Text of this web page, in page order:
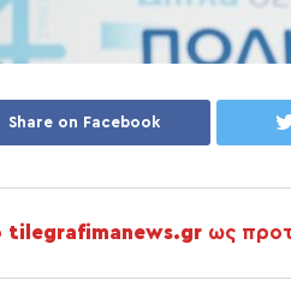
Share on Facebook
tilegrafimanews.gr ως